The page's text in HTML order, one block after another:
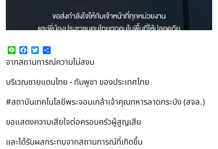
Line Facebook
Twitter
จากสถานการณ์ความไม่สงบ
บริเวณชายแดนไทย - กัมพูชา ของประเทศไทย
#สถาบันเทคโนโลยีพระจอมเกล้าเจ้าคุณทหารลาดกระบัง(สจล.)
ขอแสดงความเสียใจต่อครอบครัวผู้สูญเสีย
และได้รับผลกระทบจากสถานการณ์ที่เกิดขึ้น